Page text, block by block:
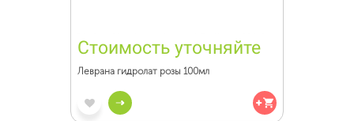
Стоимость уточняйте
Леврана гидролат розы 100мл